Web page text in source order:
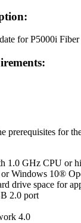
for P5000i
prerequisites for
1.0 GHz CPU or
Windows 10®
drive space for
2.0 port
4.0